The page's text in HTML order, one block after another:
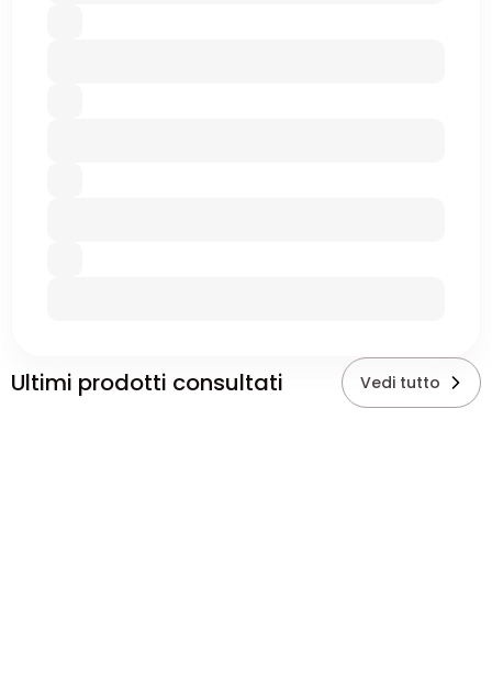
Ultimi prodotti consultati Vedi tutto